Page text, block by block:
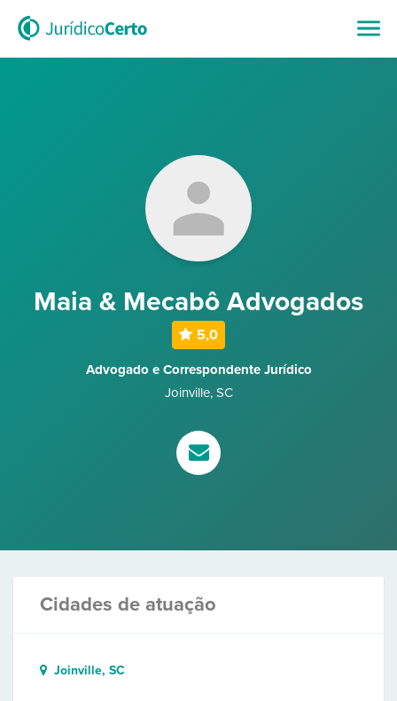
Maia & Mecabô Advogados
5,0
Advogado e Correspondente Jurídico
Joinville, SC
Cidades de atuação
Joinville, SC